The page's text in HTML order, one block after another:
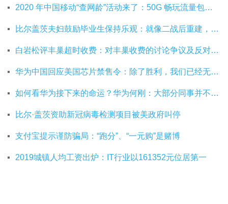
2020 年中国移动“查网龄”活动来了：50G 畅玩流量包，钻石勋章宽带提速至 1000 M
比尔盖茨夫妇鼓励毕业生保持乐观：就像二战后重建，你们将引领潮流
白岩松评丰巢超时收费：对丰巢收费的讨论争议及反对其实是件好事
华为中国回应美国芯片禁售令：除了胜利，我们已经无路可走
如何看华为接下来的命运？华为何刚：大部分同事并不悲观
比尔·盖茨资助新冠病毒检测项目被美政府叫停
支付宝提示谨防骗局：“跑分”、“一元购”是赌博
2019城镇人均工资出炉：IT行业以161352元位居第一